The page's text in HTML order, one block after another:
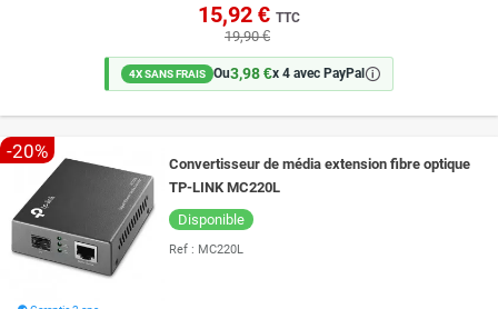
15,92 € TTC
19,90 €
4X SANS FRAIS Ou3,98 €x 4 avec PayPal 🛈
-20%
Convertisseur de média extension fibre optique
TP-LINK MC220L
Disponible
Ref : MC220L